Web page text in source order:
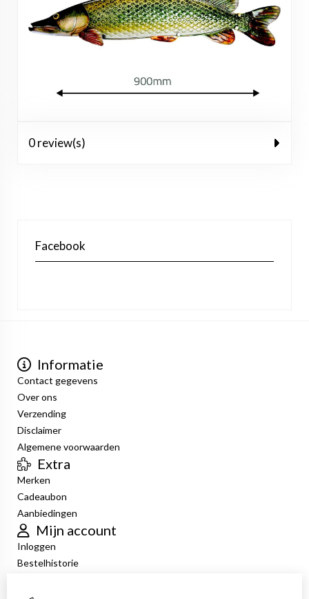
0 review(s)
Facebook
Informatie
Contact gegevens
Over ons
Verzending
Disclaimer
Algemene voorwaarden
Extra
Merken
Cadeaubon
Aanbiedingen
Mijn account
Inloggen
Bestelhistorie
Nieuwsbrief